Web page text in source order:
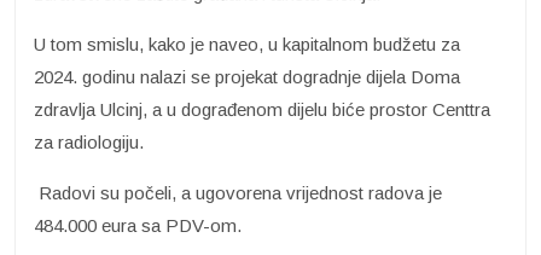
U tom smislu, kako je naveo, u kapitalnom budžetu za
2024. godinu nalazi se projekat dogradnje dijela Doma
zdravlja Ulcinj, a u dograđenom dijelu biće prostor Centtra
za radiologiju.
Radovi su počeli, a ugovorena vrijednost radova je
484.000 eura sa PDV-om.